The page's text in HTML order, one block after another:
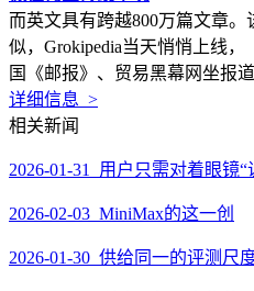
而英文具有跨越800万篇文章
似，Grokipedia当天悄悄上线
国《邮报》、贸易黑幕网坐报
详细信息 >
相关新闻
2026-01-31 用户只需对着眼镜
2026-02-03 MiniMax的这一创
2026-01-30 供给同一的评测尺